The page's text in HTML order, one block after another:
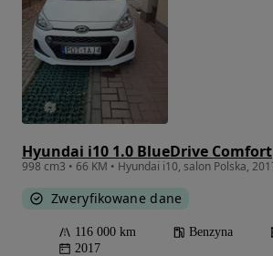
Hyundai i10 1.0 BlueDrive Comfort
Zweryfikowane dane
116 000 km Benzyna
2017